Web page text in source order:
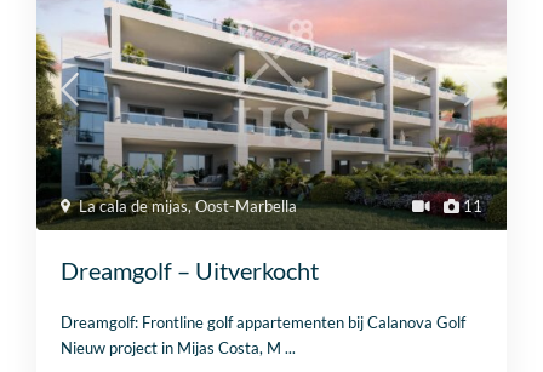
11
La cala de mijas,Oost-Marbella
Dreamgolf – Uitverkocht
Dreamgolf: Frontline golf appartementen bij Calanova Golf
Nieuw project in Mijas Costa, M...